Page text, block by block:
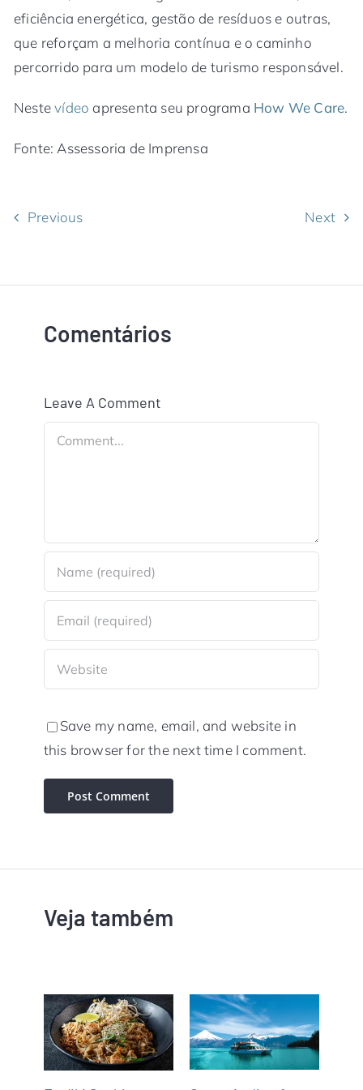
eficiência energética, gestão de resíduos e outras,
que reforçam a melhoria contínua e o caminho
percorrido para um modelo de turismo responsável.
Nestevídeo apresenta seu programa How We Care.
Fonte: Assessoria de Imprensa
Previous Next
Comentários
Leave A Comment
Comment
Save my name, email, and website in
this browser for the next time I comment.
Veja também